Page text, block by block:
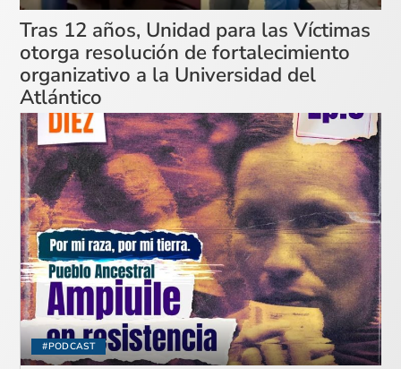
Tras 12 años, Unidad para las Víctimas
otorga resolución de fortalecimiento
organizativo a la Universidad del
Atlántico
#PODCAST